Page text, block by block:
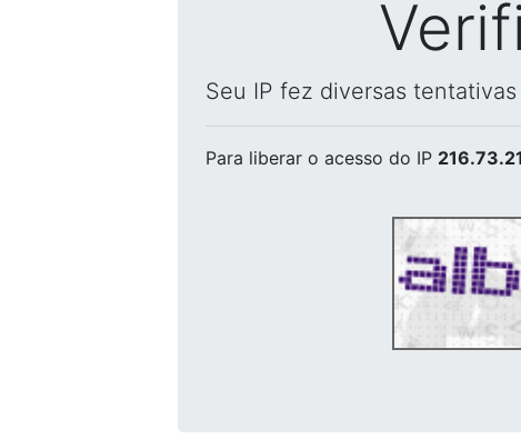
Seu IP fez diversas
Para liberar o acesso do IP